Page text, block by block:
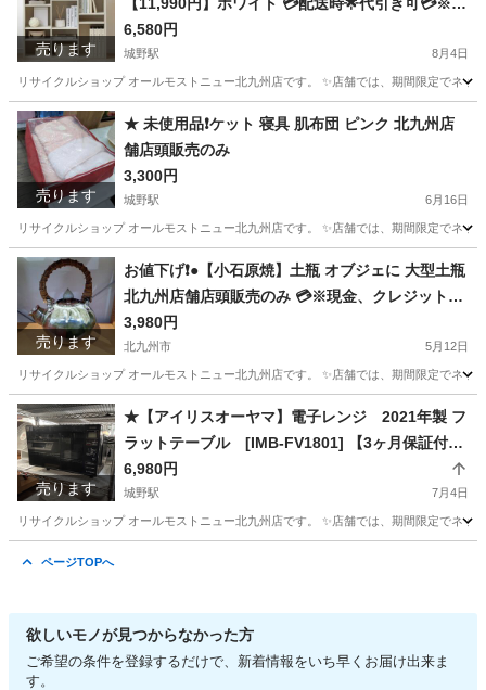
売ります
金、クレジット、スマホ決済対応※
6,580円
城野駅 8月4日
リサイクルショップ オールモストニュー北九州店です。 ✨️店舗では、期間限定でネ
福岡 北九州市 城野駅 収納家具 商品
売ります
★ 未使用品❗️ケット 寝具 肌布団 ピンク 北九州店
舗店頭販売のみ
3,300円
城野駅 6月16日
リサイクルショップ オールモストニュー北九州店です。 ✨️店舗では、期間限定でネ
福岡 北九州市 城野駅 寝具 商品
売ります
お値下げ❗️●【小石原焼】土瓶 オブジェに 大型土瓶
北九州店舗店頭販売のみ 💳※現金、クレジット、
スマホ決済対応※
3,980円
北九州市 5月12日
リサイクルショップ オールモストニュー北九州店です。 ✨️店舗では、期間限定でネ
福岡 北九州市 インテリア雑貨/小物 商品
売ります
★【アイリスオーヤマ】電子レンジ 2021年製 フ
ラットテーブル [IMB-FV1801] 【3ヶ月保証付き
★送料に設置込み】💳自社配送代引き可💳※現
金、クレジット、スマホ決済対応※
6,980円
城野駅 7月4日
リサイクルショップ オールモストニュー北九州店です。 ✨️店舗では、期間限定でネ
ページTOPへ
欲しいモノが見つからなかった方
ご希望の条件を登録するだけで、新着情報をいち早くお届け出来ま
す。